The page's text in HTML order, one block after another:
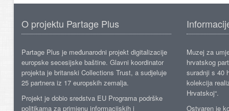
O projektu Partage Plus
Partage Plus je međunarodni projekt digitalizacije
europske secesijske baštine. Glavni koordinator
projekta je britanski Collections Trust, a sudjeluje
25 partnera iz 17 europskih zemalja.
Projekt je dobio sredstva EU Programa podrške
politikama za primjenu informacijskih i
Muzej za
hrvatskog
suradnji s 40
kolekcija
Hrvatskoj“.
Ostvaren je